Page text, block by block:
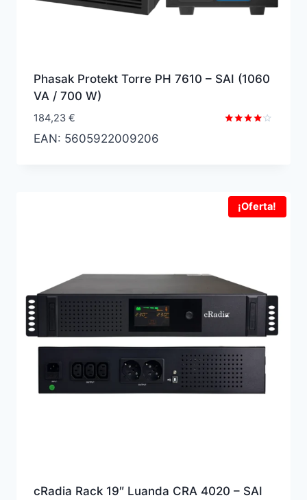
Phasak Protekt Torre PH 7610 – SAI (1060
VA / 700 W)
184,23 €
EAN: 5605922009206
¡Oferta!
cRadia Rack 19″ Luanda CRA 4020 – SAI